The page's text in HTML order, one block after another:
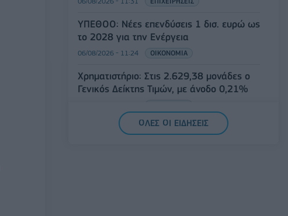
ΥΠΕΘΟΟ: Νέες επενδύσεις 1 δισ. ευρώ ως
το 2028 για την Ενέργεια
06/08/2026 - 11:24 ΟΙΚΟΝΟΜΙΑ
Χρηματιστήριο: Στις 2.629,38 μονάδες ο
Γενικός Δείκτης Τιμών, με άνοδο 0,21%
Συνάντηση Προέδρου ΣΒΑΠ με τον Κ.
ΟΛΕΣ ΟΙ ΕΙΔΗΣΕΙΣ